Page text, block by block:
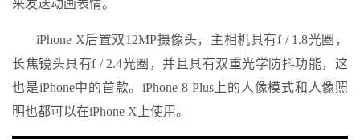
来发送动画表情。
iPhone X后置双12MP摄像头，主相机具有f / 1.8光圈，
长焦镜头具有f / 2.4光圈，并且具有双重光学防抖功能，这
也是iPhone中的首款。iPhone 8 Plus上的人像模式和人像照
明也都可以在iPhone X上使用。